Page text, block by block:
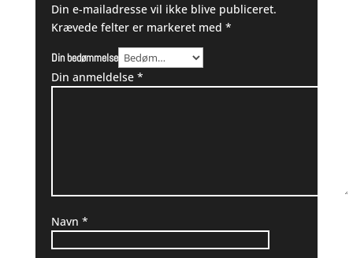
Din e-mailadresse vil ikke blive publiceret.
Krævede felter er markeret med *
Din bedømmelse
Din anmeldelse *
Navn *